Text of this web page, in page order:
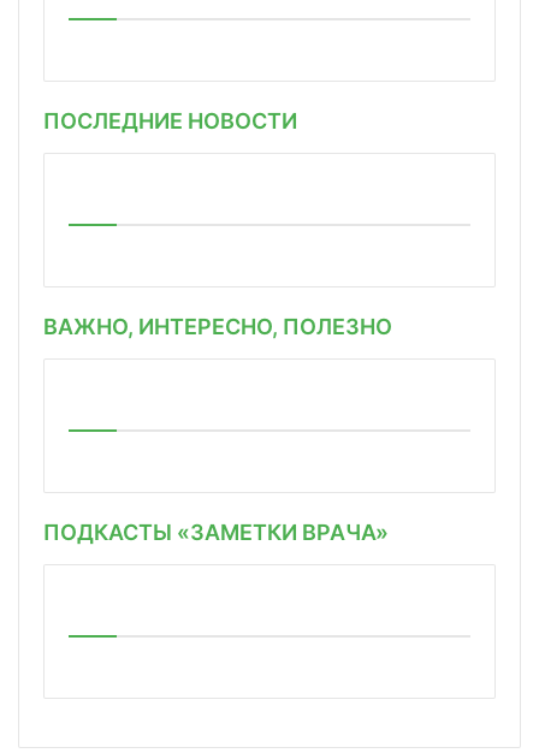
ПОСЛЕДНИЕ НОВОСТИ
ВАЖНО, ИНТЕРЕСНО, ПОЛЕЗНО
ПОДКАСТЫ «ЗАМЕТКИ ВРАЧА»